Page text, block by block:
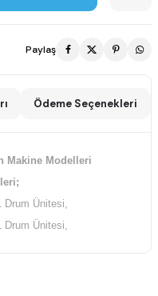
Paylaş
Ödeme Seçenekleri
Makine Modelleri
Drum Ünitesi,
Drum Ünitesi,